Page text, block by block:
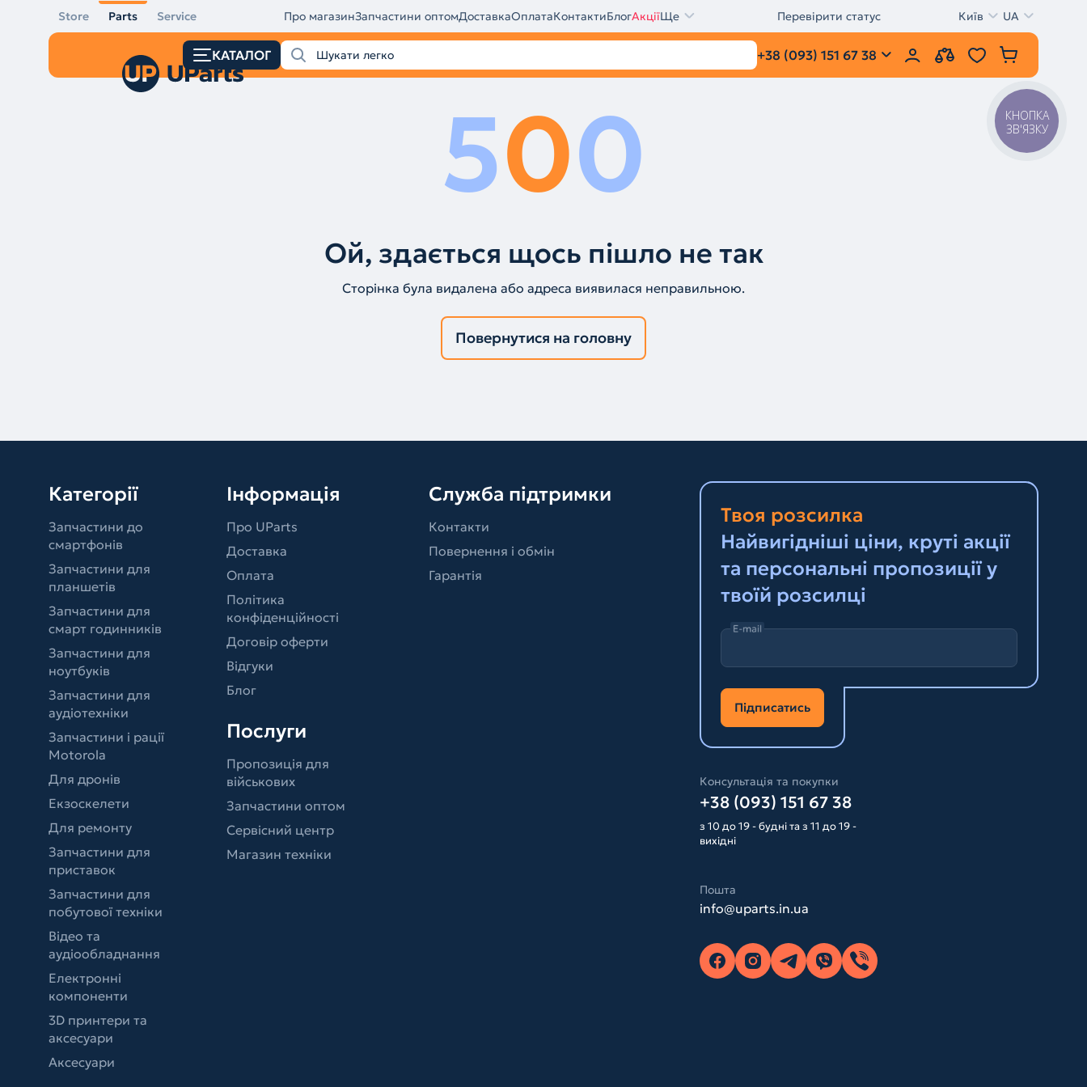
Store Parts Service Про магазинЗапчастини оптомДоставкаОплатаКонтактиБлогАкціїЩе Перевірити статус Київ UA
КАТАЛОГ +38 (093) 151 67 38
500
Ой, здається щось пішло не так
Сторінка була видалена або адреса виявилася неправильною.
Повернутися на головну
Категорії
Запчастини до
смартфонів
Запчастини для
планшетів
Запчастини для
смарт годинників
Запчастини для
ноутбуків
Запчастини для
аудіотехніки
Запчастини і рації
Motorola
Для дронів
Екзоскелети
Для ремонту
Запчастини для
приставок
Запчастини для
побутової техніки
Відео та
аудіообладнання
Електронні
компоненти
3D принтери та
аксесуари
Аксесуари
Інформація
Про UParts
Доставка
Оплата
Політика
конфіденційності
Договір оферти
Відгуки
Блог
Послуги
Пропозиція для
військових
Запчастини оптом
Сервісний центр
Магазин техніки
Служба підтримки
Контакти
Повернення і обмін
Гарантія
Твоя розсилка
Найвигідніші ціни, круті акції
та персональні пропозиції у
твоїй розсилці
E-mail
Підписатись
Консультація та покупки
+38 (093) 151 67 38
з 10 до 19 - будні та з 11 до 19 -
вихідні
Пошта
info@uparts.in.ua
КНОПКА
ЗВ'ЯЗКУ